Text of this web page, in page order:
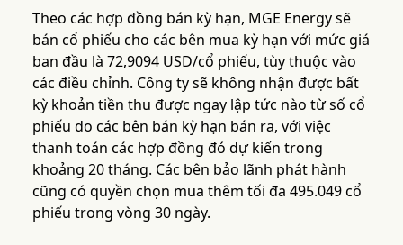
Theo các hợp đồng bán kỳ hạn, MGE Energy sẽ
bán cổ phiếu cho các bên mua kỳ hạn với mức giá
ban đầu là 72,9094 USD/cổ phiếu, tùy thuộc vào
các điều chỉnh. Công ty sẽ không nhận được bất
kỳ khoản tiền thu được ngay lập tức nào từ số cổ
phiếu do các bên bán kỳ hạn bán ra, với việc
thanh toán các hợp đồng đó dự kiến trong
khoảng 20 tháng. Các bên bảo lãnh phát hành
cũng có quyền chọn mua thêm tối đa 495.049 cổ
phiếu trong vòng 30 ngày.